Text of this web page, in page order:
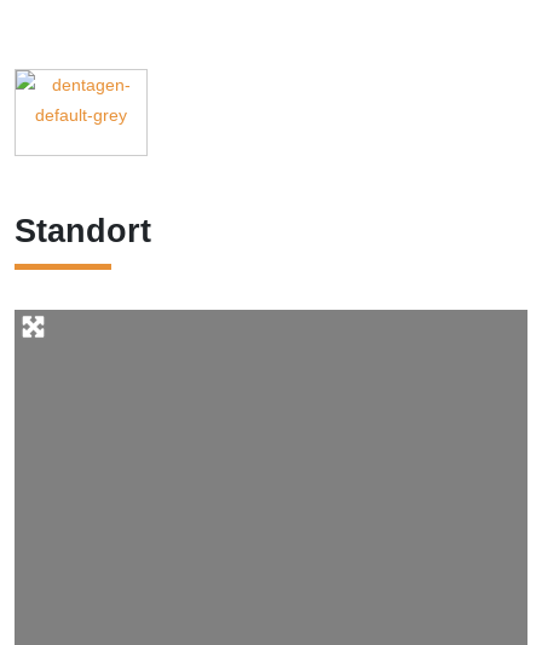
Standort